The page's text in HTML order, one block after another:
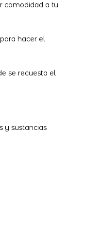
comodidad a tu
hacer el
se recuesta el
y sustancias